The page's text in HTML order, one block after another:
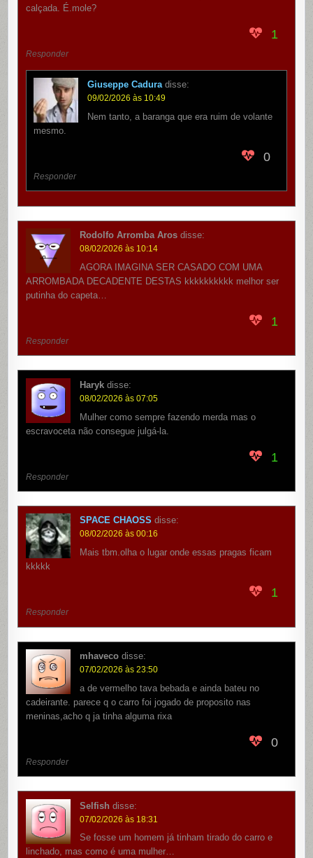
calçada. É.mole?
1
Responder
Giuseppe Cadura disse:
09/02/2026 às 10:49
Nem tanto, a baranga que era ruim de volante
mesmo.
0
Responder
Rodolfo Arromba Aros disse:
08/02/2026 às 10:14
AGORA IMAGINA SER CASADO COM UMA
ARROMBADA DECADENTE DESTAS kkkkkkkkkk melhor ser
putinha do capeta…
1
Responder
Haryk disse:
08/02/2026 às 07:05
Mulher como sempre fazendo merda mas o
escravoceta não consegue julgá-la.
1
Responder
SPACE CHAOSS disse:
08/02/2026 às 00:16
Mais tbm.olha o lugar onde essas pragas ficam
kkkkk
1
Responder
mhaveco disse:
07/02/2026 às 23:50
a de vermelho tava bebada e ainda bateu no
cadeirante. parece q o carro foi jogado de proposito nas
meninas,acho q ja tinha alguma rixa
0
Responder
Selfish disse:
07/02/2026 às 18:31
Se fosse um homem já tinham tirado do carro e
linchado, mas como é uma mulher…